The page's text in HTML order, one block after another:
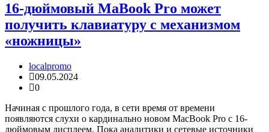
16-дюймовый MaBook Pro может
получить клавиатуру с механизмом
«ножницы»
localpromo
09.05.2024
0
Начиная с прошлого года, в сети время от времени
появляются слухи о кардинально новом MacBook Pro с 16-
дюймовым дисплеем. Пока аналитики и сетевые источники